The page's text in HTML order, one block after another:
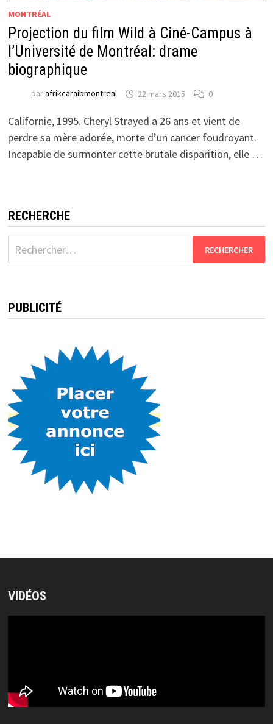
MONTRÉAL
Projection du film Wild à Ciné-Campus à
l’Université de Montréal: drame
biographique
parafrikcaraibmontreal 22 mars 2015 0
Californie, 1995. Cheryl Strayed a 26 ans et vient de
perdre sa mère adorée, morte d’un cancer foudroyant.
Incapable de surmonter cette brutale disparition, elle …
RECHERCHE
Rechercher :
PUBLICITÉ
VIDÉOS